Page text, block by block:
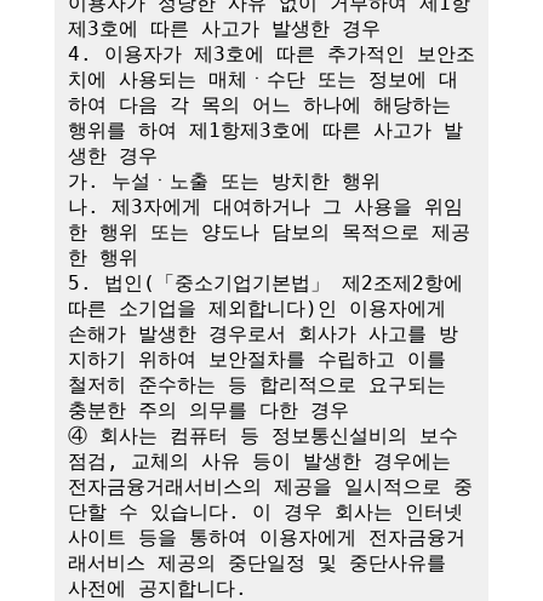
제3호에 따른 사고가 발생한 경우
4. 이용자가 제3호에 따른 추가적인 보안조
치에 사용되는 매체ㆍ수단 또는 정보에 대
하여 다음 각 목의 어느 하나에 해당하는
행위를 하여 제1항제3호에 따른 사고가 발
생한 경우
가. 누설ㆍ노출 또는 방치한 행위
나. 제3자에게 대여하거나 그 사용을 위임
한 행위 또는 양도나 담보의 목적으로 제공
한 행위
5. 법인(「중소기업기본법」 제2조제2항에
따른 소기업을 제외합니다)인 이용자에게
손해가 발생한 경우로서 회사가 사고를 방
지하기 위하여 보안절차를 수립하고 이를
철저히 준수하는 등 합리적으로 요구되는
충분한 주의 의무를 다한 경우
④ 회사는 컴퓨터 등 정보통신설비의 보수
점검, 교체의 사유 등이 발생한 경우에는
전자금융거래서비스의 제공을 일시적으로 중
단할 수 있습니다. 이 경우 회사는 인터넷
사이트 등을 통하여 이용자에게 전자금융거
래서비스 제공의 중단일정 및 중단사유를
사전에 공지합니다.